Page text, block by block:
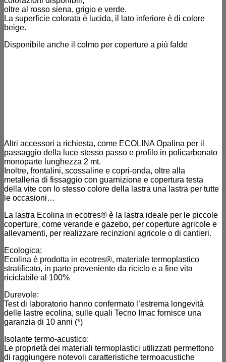
oltre al rosso siena, grigio e verde.
La superficie colorata è lucida, il lato inferiore è di colore
beige.
Disponibile anche il colmo per coperture a più falde
Altri accessori a richiesta, come ECOLINA Opalina per il
passaggio della luce stesso passo e profilo in policarbonato
monoparte lunghezza 2 mt.
Inoltre, frontalini, scossaline e copri-onda, oltre alla
metalleria di fissaggio con guarnizione e copertura testa
della vite con lo stesso colore della lastra una lastra per tutte
le occasioni…
La lastra Ecolina in ecotres® è la lastra ideale per le piccole
coperture, come verande e gazebo, per coperture agricole e
allevamenti, per realizzare recinzioni agricole o di cantieri.
Ecologica:
Ecolina è prodotta in ecotres®, materiale termoplastico
stratificato, in parte proveniente da riciclo e a fine vita
riciclabile al 100%
Durevole:
Test di laboratorio hanno confermato l’estrema longevità
delle lastre ecolina, sulle quali Tecno Imac fornisce una
garanzia di 10 anni (*)
Isolante termo-acustico:
Le proprietà dei materiali termoplastici utilizzati permettono
di raggiungere notevoli caratteristiche termoacustiche